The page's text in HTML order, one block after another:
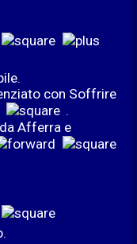
con Soffrire
.
Afferra e